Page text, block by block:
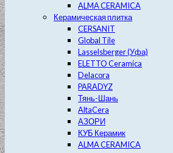
ALMA CERAMICA
Керамическая плитка
CERSANIT
Global Tile
Lasselsberger (Уфа)
ELETTO Ceramica
Delacora
PARADYZ
Тянь-Шань
AltaCera
АЗОРИ
КУБ Керамик
ALMA CERAMICA